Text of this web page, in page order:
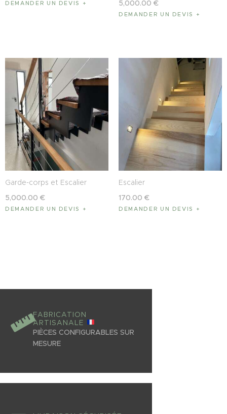
DEMANDER UN DEVIS 5,000.00 €
DEMANDER UN DEVIS
Garde-corps et Escalier
5,000.00 €
DEMANDER UN DEVIS
Escalier
170.00 €
DEMANDER UN DEVIS
FABRICATION
ARTISANALE
PIÈCES CONFIGURABLES SUR
MESURE